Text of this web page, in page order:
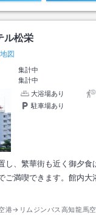
ル松栄
地図
集計中
集計中
大浴場あり
駐車場あり
し、繁華街も近く御夕食
ご満喫できます。館内大
港→リムジンバス高知龍馬